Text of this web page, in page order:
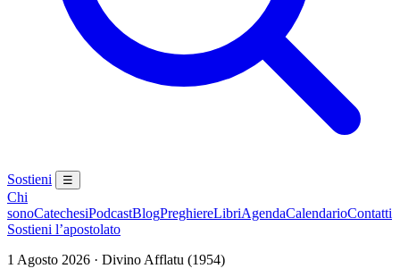
Sostieni ☰
Chi
sonoCatechesiPodcastBlogPreghiereLibriAgendaCalendarioContatti
Sostieni l’apostolato
1 Agosto 2026 · Divino Afflatu (1954)